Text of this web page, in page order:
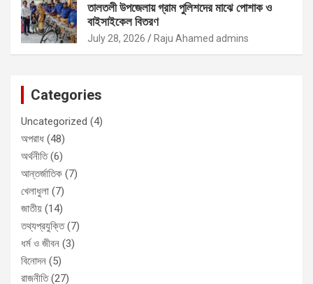
তালতলী উপজেলায় গ্রাম পুলিশদের মাঝে পোশাক ও
বাইসাইকেল বিতরণ
July 28, 2026 Raju Ahamed admins
Categories
Uncategorized (4)
অপরাধ (48)
অর্থনীতি(6)
আন্তর্জাতিক (7)
খেলাধুলা (7)
জাতীয় (14)
তথ্যপ্রযুক্তি(7)
ধর্ম ও জীবন (3)
বিনোদন (5)
রাজনীতি(27)